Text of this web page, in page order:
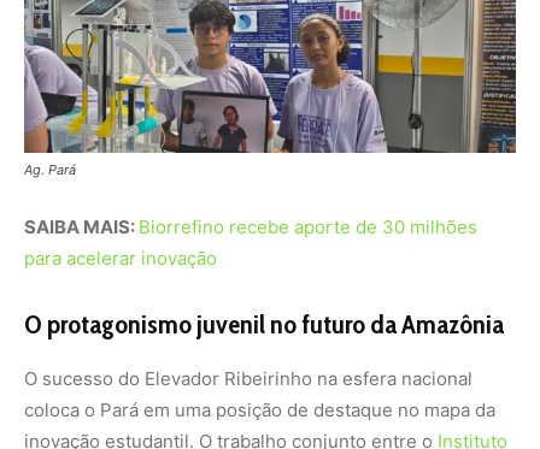
Ag. Pará
SAIBA MAIS: Biorrefino recebe aporte de 30 milhões
para acelerar inovação
O protagonismo juvenil no futuro da Amazônia
O sucesso do Elevador Ribeirinho na esfera nacional
coloca o Pará em uma posição de destaque no mapa da
inovação estudantil. O trabalho conjunto entre o Instituto